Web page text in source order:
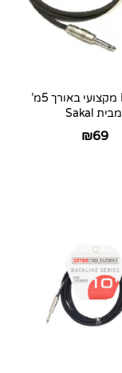
כבל PL מקצועי באורך 5מ’
מבית Sakal
₪69